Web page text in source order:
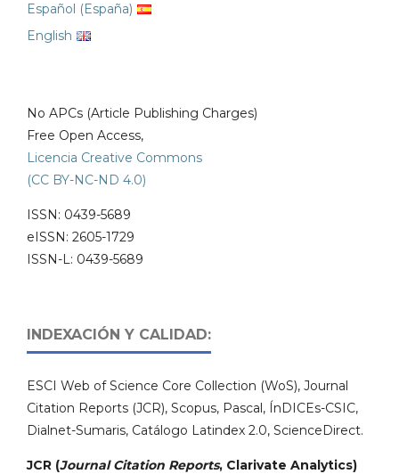
Español (España)
English
No APCs (Article Publishing Charges)
Free Open Access,
Licencia Creative Commons
(CC BY-NC-ND 4.0)
ISSN: 0439-5689
eISSN: 2605-1729
ISSN-L: 0439-5689
INDEXACIÓN Y CALIDAD:
ESCI Web of Science Core Collection (WoS), Journal
Citation Reports (JCR), Scopus, Pascal, ÍnDICEs-CSIC,
Dialnet-Sumaris, Catálogo Latindex 2.0, ScienceDirect.
JCR (Journal Citation Reports, Clarivate Analytics)